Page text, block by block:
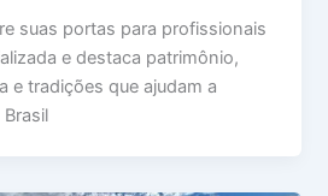
suas portas para profissionais
e destaca patrimônio,
e tradições que ajudam a